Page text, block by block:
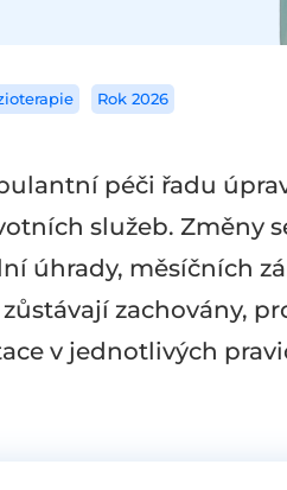
Rok 2026
péči řadu
služeb. Změny
úhrady, měsíčních
zachovány,
v jednotlivých